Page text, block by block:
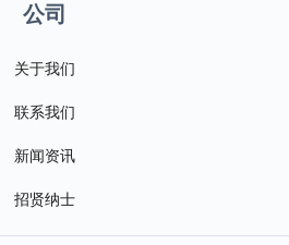
公司
关于我们
联系我们
新闻资讯
招贤纳士